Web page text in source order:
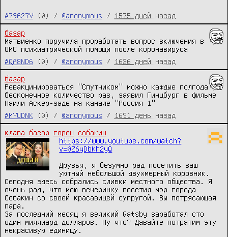
#79627V (0) / @anonymous / 1575 дней назад
базар
Матвиенко поручила проработать вопрос включения в
ОМС психиатрической помощи после коронавируса
#QA8ND6
(0) / @anonymous / 1636 дней назад
базар
Ревакцинироваться "Спутником" можно каждые полгода
бесконечное количество раз, заявил Гинцбург в фильме
Наили Аскер-заде на канале "Россия 1"
#MYUDNK
(0) / @anonymous / 1691 день назад
клава базар горен
собакин
https://www.youtube.com/watch?
v=0Z6yDbKh2yQ
Друзья, я безумно рад посетить ваш
уютный небольшой двухмерный коровник.
Сегодня здесь собрались сливки местного общества. Я
очень рад, что мою вечеринку посетил мэр города
Собакин со своей красавицей супругой. Вы потрясающая
пара.
За последний месяц я великий Gatsby заработал сто
один миллиард долларов. Ну что? Давайте потратим эту
некрасивую единицу.